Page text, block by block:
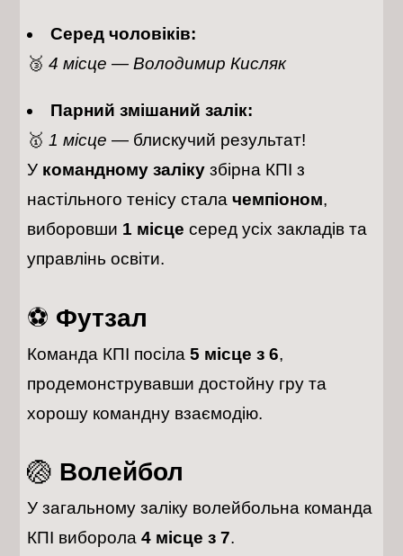
Серед чоловіків:
🥉4 місце — Володимир Кисляк
Парний змішаний залік:
🥇1 місце — блискучий результат!
У командному заліку збірна КПІ з
настільного тенісу сталачемпіоном,
виборовши 1 місце серед усіх закладів та
управлінь освіти.
⚽ Футзал
Команда КПІ посіла5 місце з 6,
продемонструвавши достойну гру та
хорошу командну взаємодію.
🏐 Волейбол
У загальному заліку волейбольна команда
КПІ виборола4 місце з 7.